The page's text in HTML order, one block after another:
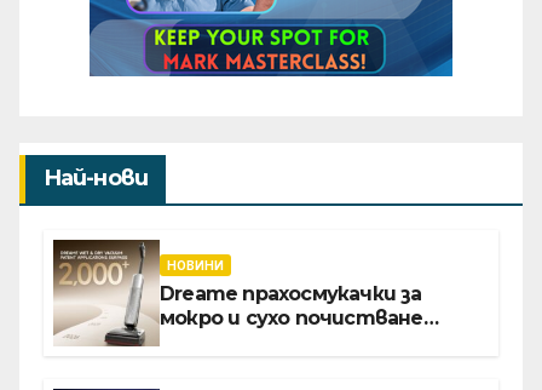
Най-нови
НОВИНИ
Dreame прахосмукачки за
мокро и сухо почистване